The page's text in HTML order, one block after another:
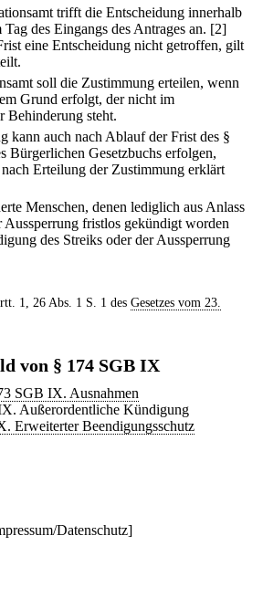
trifft die Entscheidung innerhalb
des Eingangs des Antrages an. [2]
eine Entscheidung nicht getroffen, gilt
soll die Zustimmung erteilen, wenn
Grund erfolgt, der nicht im
Behinderung steht.
kann auch nach Ablauf der Frist des §
Bürgerlichen Gesetzbuchs erfolgen,
Erteilung der Zustimmung erklärt
Menschen, denen lediglich aus Anlass
Aussperrung fristlos gekündigt worden
des Streiks oder der Aussperrung
1, 26 Abs. 1 S. 1 des Gesetzes vom 23.
von § 174 SGB IX
SGB IX. Ausnahmen
Außerordentliche Kündigung
Erweiterter Beendigungsschutz
Datenschutz]